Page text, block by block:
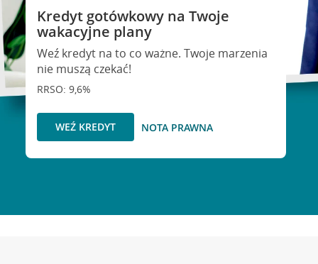
Kredyt gotówkowy na Twoje
wakacyjne plany
Weź kredyt na to co ważne. Twoje marzenia
nie muszą czekać!
RRSO: 9,6%
WEŹ KREDYT NOTA PRAWNA